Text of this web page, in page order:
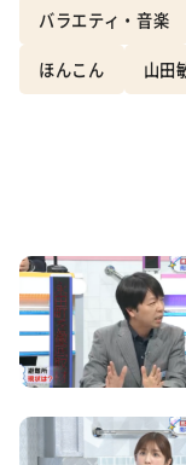
バラエティ・音楽
ほんこん 山田